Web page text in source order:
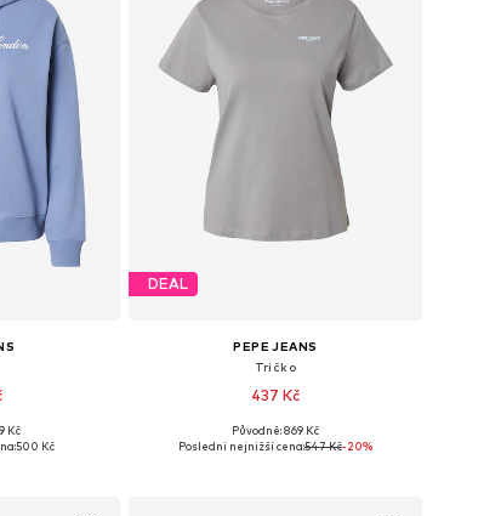
S, M, XL
Kč
500 Kč
DEAL
PEPE JEANS
Tričko
437 Kč
Dostupné velikosti: XS, S, M, L, XL
Původně: 869 Kč
Poslední nejnižší cena:547 Kč-20%